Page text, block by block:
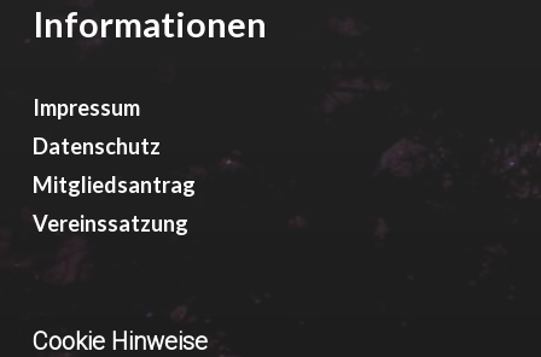
Informationen
Impressum
Datenschutz
Mitgliedsantrag
Vereinssatzung
Cookie Hinweise